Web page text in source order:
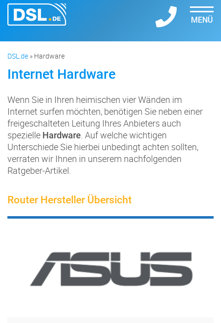
MENÜ
DSL.de » Hardware
Internet Hardware
Wenn Sie in Ihren heimischen vier Wänden im
Internet surfen möchten, benötigen Sie neben einer
freigeschalteten Leitung Ihres Anbieters auch
spezielle Hardware . Auf welche wichtigen
Unterschiede Sie hierbei unbedingt achten sollten,
verraten wir Ihnen in unserem nachfolgenden
Ratgeber-Artikel.
Router Hersteller Übersicht